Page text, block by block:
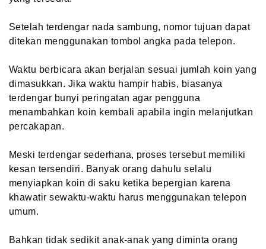
Setelah terdengar nada sambung, nomor tujuan dapat
ditekan menggunakan tombol angka pada telepon.
Waktu berbicara akan berjalan sesuai jumlah koin yang
dimasukkan. Jika waktu hampir habis, biasanya
terdengar bunyi peringatan agar pengguna
menambahkan koin kembali apabila ingin melanjutkan
percakapan.
Meski terdengar sederhana, proses tersebut memiliki
kesan tersendiri. Banyak orang dahulu selalu
menyiapkan koin di saku ketika bepergian karena
khawatir sewaktu-waktu harus menggunakan telepon
umum.
Bahkan tidak sedikit anak-anak yang diminta orang